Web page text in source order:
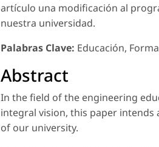
artículo una modificación al
nuestra universidad.
Palabras Clave: Educación,
Abstract
In the field of the engineering
integral vision, this paper
of our university.